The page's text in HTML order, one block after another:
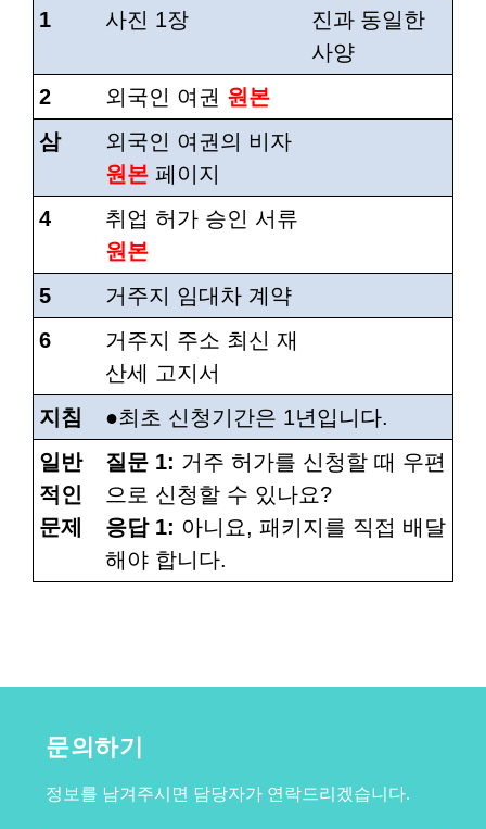
1 사진 1장
진과 동일한
사양
2
외국인 여권 원본
삼
외국인 여권의 비자
원본 페이지
4
취업 허가 승인 서류
원본
5
거주지 임대차 계약
6
거주지 주소 최신 재
산세 고지서
지침
●최초 신청기간은 1년입니다.
일반
적인
문제
질문 1: 거주 허가를 신청할 때 우편
으로 신청할 수 있나요?
응답 1: 아니요, 패키지를 직접 배달
해야 합니다.
문의하기
정보를 남겨주시면 담당자가 연락드리겠습니다.